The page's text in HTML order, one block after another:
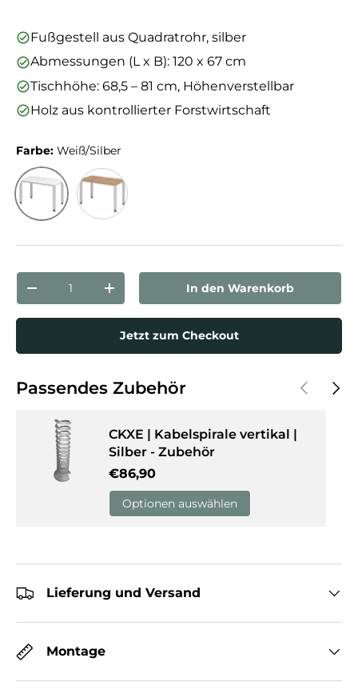
Fußgestell aus Quadratrohr, silber
Abmessungen (L x B): 120 x 67 cm
Tischhöhe: 68,5 – 81 cm, Höhenverstellbar
Holz aus kontrollierter Forstwirtschaft
Farbe: Weiß/Silber
Weiß/Silber
Anzahl
Menge verringernMenge erhöhenIn den Warenkorb
Jetzt zum Checkout
Passendes Zubehör Vorherige
CKXE | Kabelspirale vertikal |
Silber - Zubehör
Normaler Preis
€86,90
Optionen auswählen
Lieferung und Versand
Montage